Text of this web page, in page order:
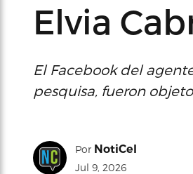
Elvia
El Facebook del
pesquisa, fueron
Por NotiCel
Jul 9, 2026